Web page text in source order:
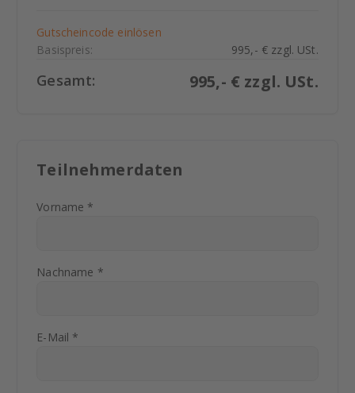
Gutscheincode einlösen
Basispreis:
995,- € zzgl. USt.
Gesamt: 995,- € zzgl. USt.
Teilnehmerdaten
Vorname *
Nachname *
E-Mail *